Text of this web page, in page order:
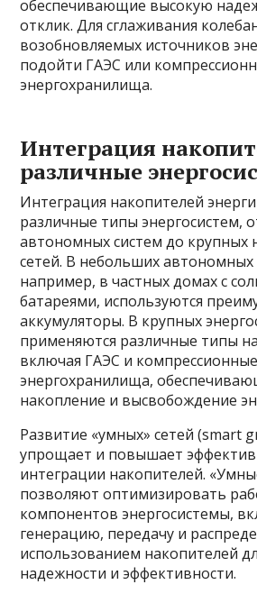
обеспечивающие высокую
отклик. Для сглаживания
возобновляемых источников
подойти ГАЭС или
энергохранилища.
Интеграция
различные
Интеграция накопителей
различные типы энергосистем,
автономных систем до крупных
сетей. В небольших автономных
например, в частных домах с
батареями, используются
аккумуляторы. В крупных
применяются различные типы
включая ГАЭС и
энергохранилища,
накопление и высвобождение
Развитие «умных» сетей (smart
упрощает и повышает
интеграции накопителей.
позволяют оптимизировать
компонентов энергосистемы,
генерацию, передачу и
использованием накопителей
надежности и эффективности.